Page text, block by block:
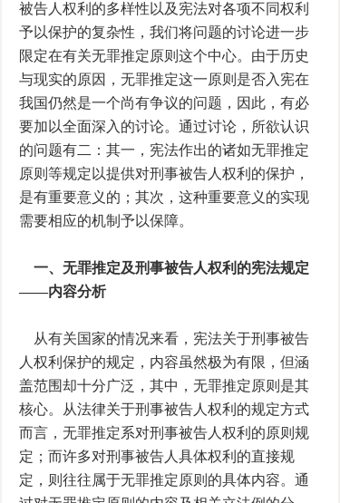
被告人权利的多样性以及宪法对各项不同权利
予以保护的复杂性，我们将问题的讨论进一步
限定在有关无罪推定原则这个中心。由于历史
与现实的原因，无罪推定这一原则是否入宪在
我国仍然是一个尚有争议的问题，因此，有必
要加以全面深入的讨论。通过讨论，所欲认识
的问题有二：其一，宪法作出的诸如无罪推定
原则等规定以提供对刑事被告人权利的保护，
是有重要意义的；其次，这种重要意义的实现
需要相应的机制予以保障。
一、无罪推定及刑事被告人权利的宪法规定
——内容分析
从有关国家的情况来看，宪法关于刑事被告
人权利保护的规定，内容虽然极为有限，但涵
盖范围却十分广泛，其中，无罪推定原则是其
核心。从法律关于刑事被告人权利的规定方式
而言，无罪推定系对刑事被告人权利的原则规
定；而许多对刑事被告人具体权利的直接规
定，则往往属于无罪推定原则的具体内容。通